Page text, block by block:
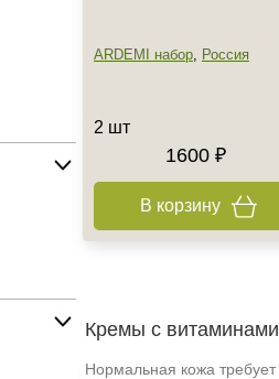
ARDEMI набор, Россия
2 шт
1600 ₽
В корзину
Кремы с
Нормальная кожа